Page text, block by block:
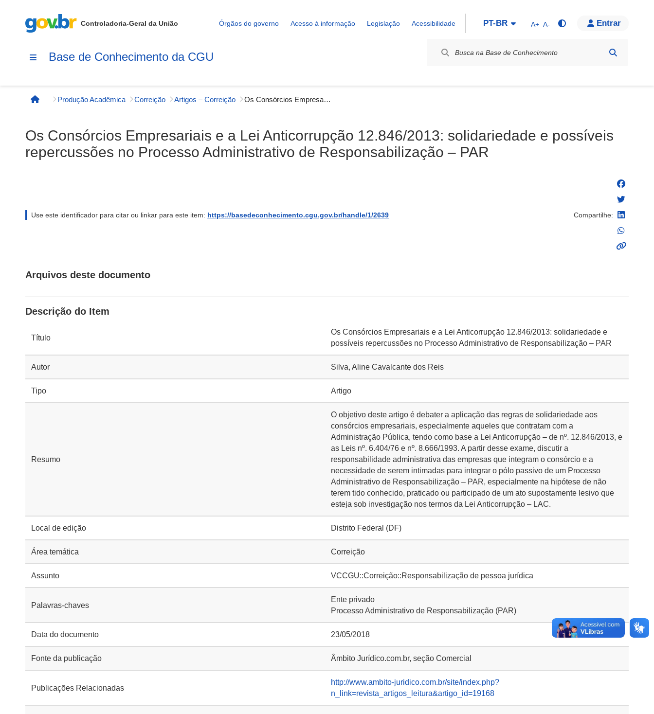
Controladoria-Geral da União Órgãos do governo Acesso à informação Legislação Acessibilidade PT-BR A+ A- Entrar
Base de Conhecimento da CGU
Página inicial
Produção Acadêmica Correição Artigos – Correição Os Consórcios Empresariais e a Lei Anticorrupção 12.846/2013: solidariedade e possíveis repercussões no Processo Administrativo de Responsabilização – PAR
Os Consórcios Empresariais e a Lei Anticorrupção 12.846/2013: solidariedade e possíveis
repercussões no Processo Administrativo de Responsabilização – PAR
Use este identificador para citar ou linkar para este item: https://basedeconhecimento.cgu.gov.br/handle/1/2639 Compartilhe:
Arquivos deste documento
Descrição do Item
Título
Os Consórcios Empresariais e a Lei Anticorrupção 12.846/2013: solidariedade e
possíveis repercussões no Processo Administrativo de Responsabilização – PAR
Autor Silva, Aline Cavalcante dos Reis
Tipo Artigo
Resumo
O objetivo deste artigo é debater a aplicação das regras de solidariedade aos
consórcios empresariais, especialmente aqueles que contratam com a
Administração Pública, tendo como base a Lei Anticorrupção – de nº. 12.846/2013, e
as Leis nº. 6.404/76 e nº. 8.666/1993. A partir desse exame, discutir a
responsabilidade administrativa das empresas que integram o consórcio e a
necessidade de serem intimadas para integrar o pólo passivo de um Processo
Administrativo de Responsabilização – PAR, especialmente na hipótese de não
terem tido conhecido, praticado ou participado de um ato supostamente lesivo que
esteja sob investigação nos termos da Lei Anticorrupção – LAC.
Local de edição Distrito Federal (DF)
Área temática Correição
Assunto VCCGU::Correição::Responsabilização de pessoa jurídica
Palavras-chaves
Ente privado
Processo Administrativo de Responsabilização (PAR)
Data do documento 23/05/2018
Fonte da publicação Âmbito Jurídico.com.br, seção Comercial
Publicações Relacionadas
http://www.ambito-juridico.com.br/site/index.php?
n_link=revista_artigos_leitura&artigo_id=19168